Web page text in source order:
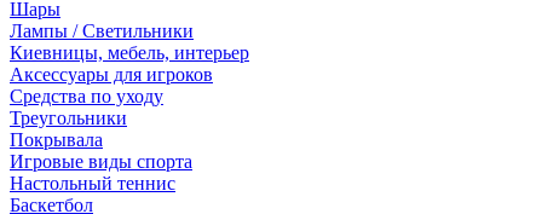
Шары
Лампы / Светильники
Киевницы, мебель, интерьер
Аксессуары для игроков
Средства по уходу
Треугольники
Покрывала
Игровые виды спорта
Настольный теннис
Баскетбол